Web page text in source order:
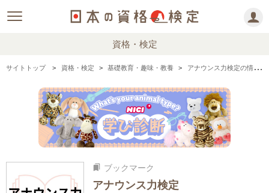
資格・検定
サイトトップ 資格・検定 基礎教育・趣味・教養 アナウンス力検定の情報まとめ
bookmarks ブックマーク
アナウンス力検定